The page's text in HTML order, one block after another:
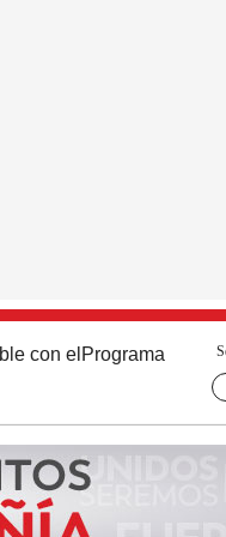
con el Programa